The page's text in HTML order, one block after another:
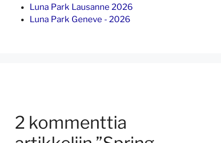
Luna Park Lausanne 2026
Luna Park Geneve - 2026
2 kommenttia